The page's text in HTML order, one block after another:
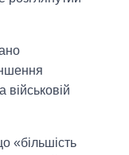
військовій
«більшість